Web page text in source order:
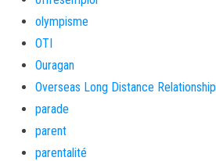
olympisme
OTI
Ouragan
Overseas Long Distance Relationship
parade
parent
parentalité